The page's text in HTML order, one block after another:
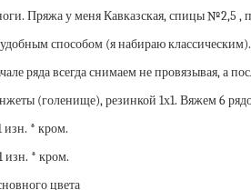
Пряжа у меня Кавказская, спицы №2,5
способом (я набираю
ряда всегда снимаем не провязывая, а
(голенище), резинкой 1х1. Вяжем 6
изн. * кром.
изн. * кром.
цвета